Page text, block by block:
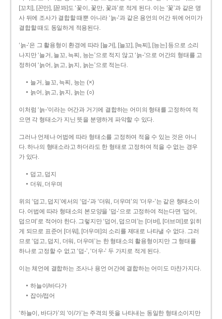
[꼬치], [꼰만], [꼳꽈]도 ‘꽃이, 꽃만, 꽃과’로 적게 된다. 이는 ‘꽃’과 같은 명
사 뒤에 조사가 결합할 때뿐 아니라 ‘늙-’과 같은 용언의 어간 뒤에 어미가
결합할 때도 동일하게 적용된다.
‘늙-’은 그 활용형이 환경에 따라 [늘거], [늘꼬], [늑찌], [능는] 등으로 소리
나지만 ‘늘거, 늘꼬, 늑찌, 능는’으로 적지 않고 ‘늙-’으로 어간의 형태를 고
정하여 ‘늙어, 늙고, 늙지, 늙는’으로 적는다.
늘거, 늘꼬, 늑찌, 능는 (×)
늙어, 늙고, 늙지, 늙는 (○)
이처럼 ‘늙-­’이라는 어간과 거기에 결합하는 어미의 형태를 고정하여 적
으면 각 형태소가 지닌 뜻을 분명하게 파악할 수 있다.
그러나 언제나 어법에 따라 형태소를 고정하여 적을 수 있는 것은 아니
다. 하나의 형태소라고 하더라도 한 형태로 고정하여 적을 수 없는 경우
가 있다.
덥고, 덥지
더워, 더우며
위의 ‘덥고, 덥지’에서의 ‘덥-­’과 ‘더워, 더우며’의 ‘더우-­’는 같은 형태소이
다. 어법에 따라 형태소의 본모양을 ‘덥-­’으로 고정하여 적는다면 ‘덥어,
덥으며’로 적어야 한다. 그렇지만 ‘덥어, 덥으며’는 [더버], [더브며]로 읽히
게 되므로 표준어 [더워], [더우며]의 소리를 제대로 나타낼 수 없다. 그러
므로 ‘덥고, 덥지, 더워, 더우며’는 한 형태소의 활용형이지만 그 형태를
하나로 고정할 수 없고 ‘덥-’, ‘더우-’ 두 가지로 적게 된다.
이는 체언에 결합하는 조사나 용언 어간에 결합하는 어미도 마찬가지다.
하늘이/바다가
잡아/접어
‘하늘이, 바다가’의 ‘이/가’는 주격의 뜻을 나타내는 동일한 형태소이지만